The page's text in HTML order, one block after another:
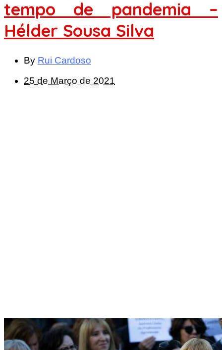
tempo de pandemia –
Hélder Sousa Silva
By Rui Cardoso
25 de Março de 2021